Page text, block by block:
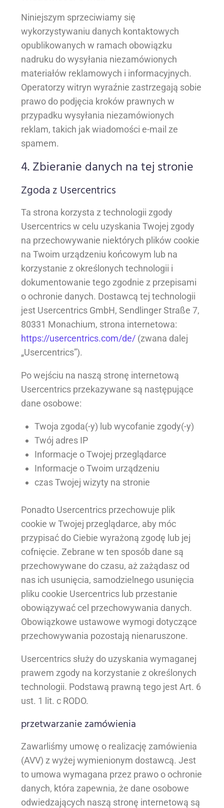
Niniejszym sprzeciwiamy się
wykorzystywaniu danych kontaktowych
opublikowanych w ramach obowiązku
nadruku do wysyłania niezamówionych
materiałów reklamowych i informacyjnych.
Operatorzy witryn wyraźnie zastrzegają sobie
prawo do podjęcia kroków prawnych w
przypadku wysyłania niezamówionych
reklam, takich jak wiadomości e-mail ze
spamem.
4. Zbieranie danych na tej stronie
Zgoda z Usercentrics
Ta strona korzysta z technologii zgody
Usercentrics w celu uzyskania Twojej zgody
na przechowywanie niektórych plików cookie
na Twoim urządzeniu końcowym lub na
korzystanie z określonych technologii i
dokumentowanie tego zgodnie z przepisami
o ochronie danych. Dostawcą tej technologii
jest Usercentrics GmbH, Sendlinger Straße 7,
80331 Monachium, strona internetowa:
https://usercentrics.com/de/ (zwana dalej
„Usercentrics”).
Po wejściu na naszą stronę internetową
Usercentrics przekazywane są następujące
dane osobowe:
Twoja zgoda(-y) lub wycofanie zgody(-y)
Twój adres IP
Informacje o Twojej przeglądarce
Informacje o Twoim urządzeniu
czas Twojej wizyty na stronie
Ponadto Usercentrics przechowuje plik
cookie w Twojej przeglądarce, aby móc
przypisać do Ciebie wyrażoną zgodę lub jej
cofnięcie. Zebrane w ten sposób dane są
przechowywane do czasu, aż zażądasz od
nas ich usunięcia, samodzielnego usunięcia
pliku cookie Usercentrics lub przestanie
obowiązywać cel przechowywania danych.
Obowiązkowe ustawowe wymogi dotyczące
przechowywania pozostają nienaruszone.
Usercentrics służy do uzyskania wymaganej
prawem zgody na korzystanie z określonych
technologii. Podstawą prawną tego jest Art. 6
ust. 1 lit. c RODO.
przetwarzanie zamówienia
Zawarliśmy umowę o realizację zamówienia
(AVV) z wyżej wymienionym dostawcą. Jest
to umowa wymagana przez prawo o ochronie
danych, która zapewnia, że dane osobowe
odwiedzających naszą stronę internetową są